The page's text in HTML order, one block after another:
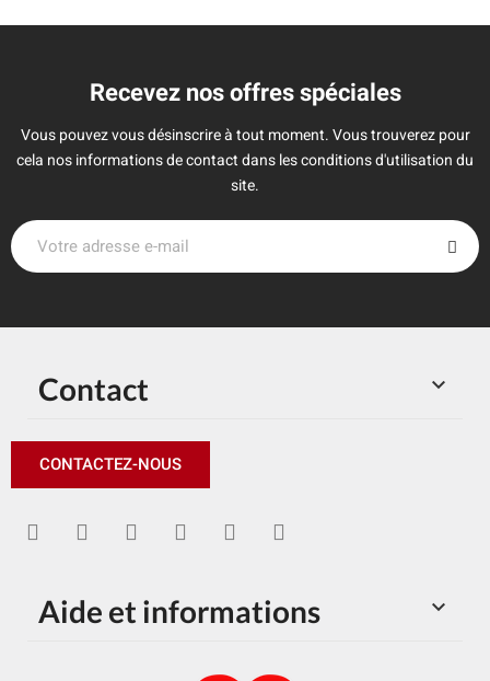
Recevez nos offres spéciales
Vous pouvez vous désinscrire à tout moment. Vous trouverez pour
cela nos informations de contact dans les conditions d'utilisation du
site.

Contact
CONTACTEZ-NOUS

Aide et informations